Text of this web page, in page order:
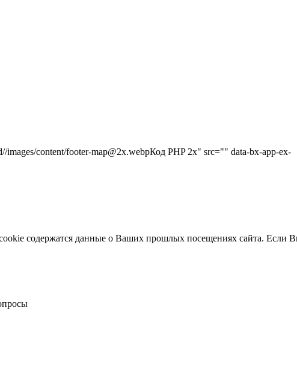
images/content/footer-map@2x.webpКод PHP2x" src="" data-bx-app-ex-
содержатся данные о Ваших прошлых посещениях сайта. Если